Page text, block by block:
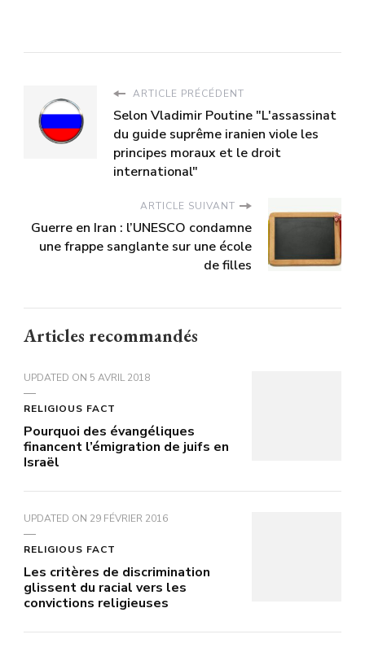
ARTICLE PRÉCÉDENT
Selon Vladimir Poutine "L'assassinat
du guide suprême iranien viole les
principes moraux et le droit
international"
ARTICLE SUIVANT
Guerre en Iran : l’UNESCO condamne
une frappe sanglante sur une école
de filles
Articles recommandés
UPDATED ON 5 AVRIL 2018
RELIGIOUS FACT
Pourquoi des évangéliques
financent l’émigration de juifs en
Israël
UPDATED ON 29 FÉVRIER 2016
RELIGIOUS FACT
Les critères de discrimination
glissent du racial vers les
convictions religieuses